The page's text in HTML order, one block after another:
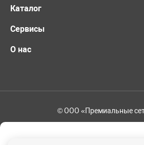
Каталог
Сервисы
О нас
© ООО «Премиальные